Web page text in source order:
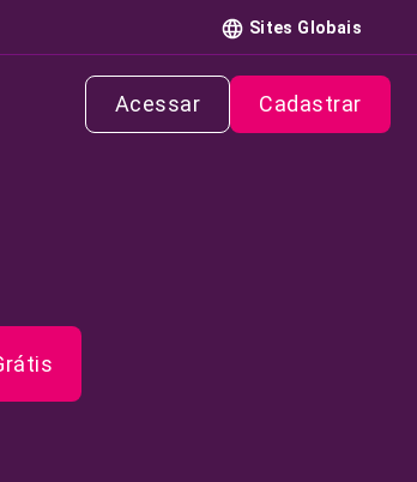
Sites Globais
Acessar Cadastrar